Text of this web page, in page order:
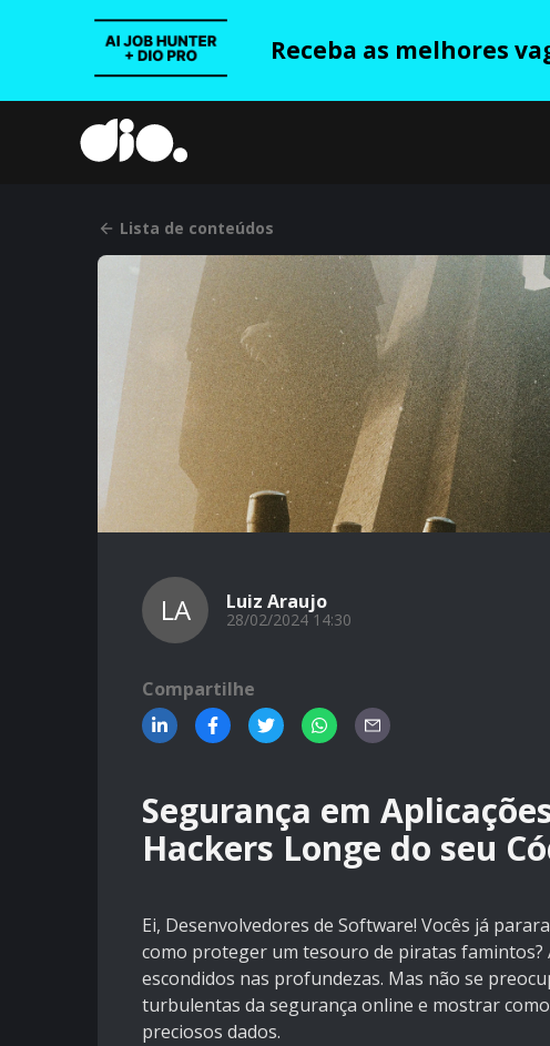
Receba as melhores
Lista de conteúdos
LA Luiz Araujo
28/02/2024 14:30
Compartilhe
Segurança em
Hackers Longe do seu
Ei, Desenvolvedores de Software! Vocês já
como proteger um tesouro de piratas
escondidos nas profundezas. Mas não se
turbulentas da segurança online e mostrar
preciosos dados.